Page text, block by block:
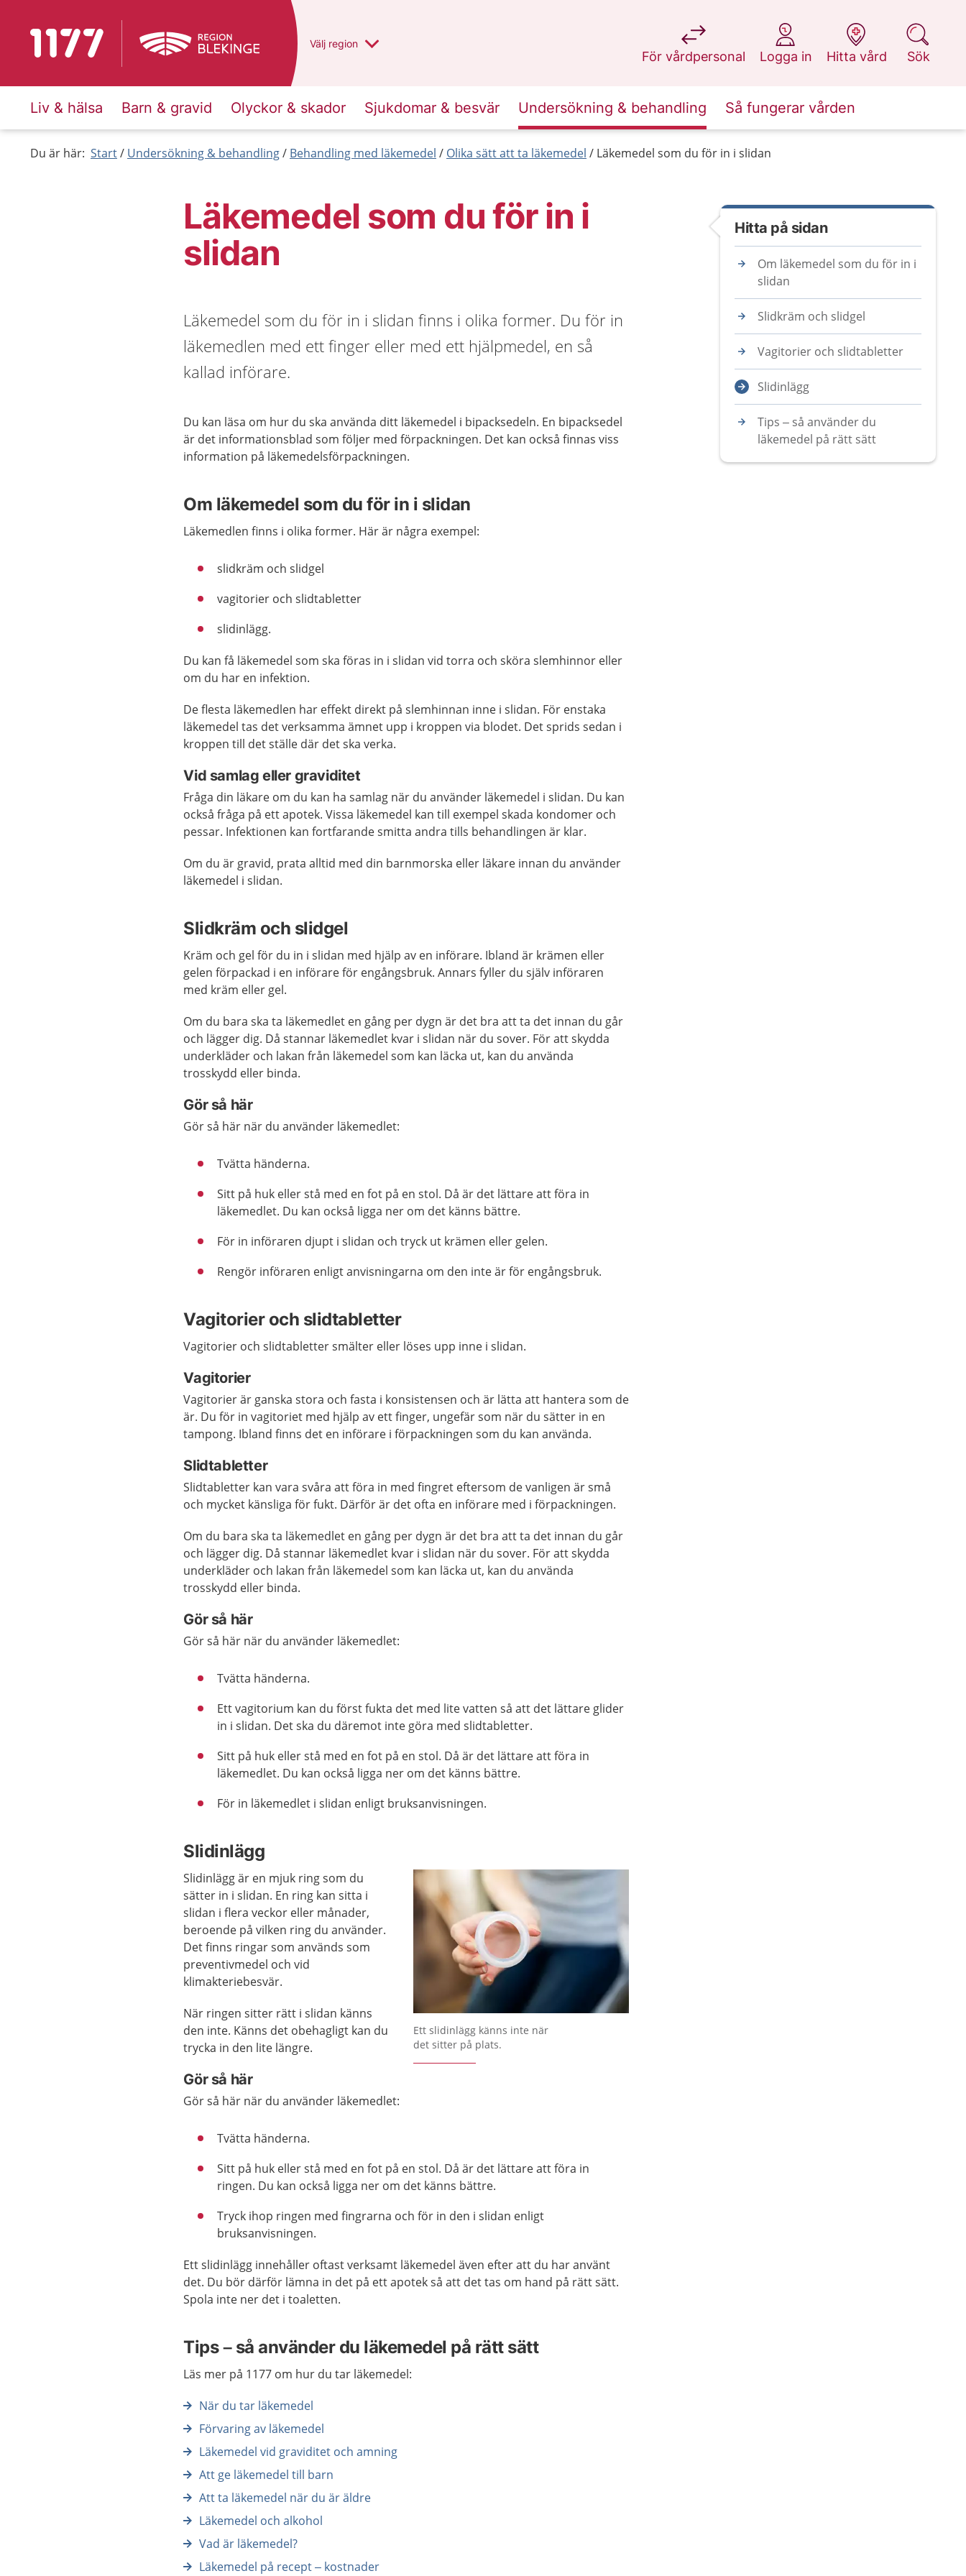
Till startsidan för 1177 Du har valt region
Välj en annan
region
För vårdpersonal
på 1177.se
Logga in
på 1177.se
Hitta vård
på 1177.se
Sök
på 1177.se
Liv & hälsa Barn & gravid Olyckor & skador Sjukdomar & besvär Undersökning & behandling Så fungerar vården
Du är här: Start Undersökning & behandling Behandling med läkemedel Olika sätt att ta läkemedel Läkemedel som du för in i slidan
Läkemedel som du för in i
slidan
Läkemedel som du för in i slidan finns i olika former. Du för in
läkemedlen med ett finger eller med ett hjälpmedel, en så
kallad införare.
Du kan läsa om hur du ska använda ditt läkemedel i bipacksedeln. En bipacksedel
är det informationsblad som följer med förpackningen. Det kan också finnas viss
information på läkemedelsförpackningen.
Om läkemedel som du för in i slidan
Läkemedlen finns i olika former. Här är några exempel:
slidkräm och slidgel
vagitorier och slidtabletter
slidinlägg.
Du kan få läkemedel som ska föras in i slidan vid torra och sköra slemhinnor eller
om du har en infektion.
De flesta läkemedlen har effekt direkt på slemhinnan inne i slidan. För enstaka
läkemedel tas det verksamma ämnet upp i kroppen via blodet. Det sprids sedan i
kroppen till det ställe där det ska verka.
Vid samlag eller graviditet
Fråga din läkare om du kan ha samlag när du använder läkemedel i slidan. Du kan
också fråga på ett apotek. Vissa läkemedel kan till exempel skada kondomer och
pessar. Infektionen kan fortfarande smitta andra tills behandlingen är klar.
Om du är gravid, prata alltid med din barnmorska eller läkare innan du använder
läkemedel i slidan.
Slidkräm och slidgel
Kräm och gel för du in i slidan med hjälp av en införare. Ibland är krämen eller
gelen förpackad i en införare för engångsbruk. Annars fyller du själv införaren
med kräm eller gel.
Om du bara ska ta läkemedlet en gång per dygn är det bra att ta det innan du går
och lägger dig. Då stannar läkemedlet kvar i slidan när du sover. För att skydda
underkläder och lakan från läkemedel som kan läcka ut, kan du använda
trosskydd eller binda.
Gör så här
Gör så här när du använder läkemedlet:
Tvätta händerna.
Sitt på huk eller stå med en fot på en stol. Då är det lättare att föra in
läkemedlet. Du kan också ligga ner om det känns bättre.
För in införaren djupt i slidan och tryck ut krämen eller gelen.
Rengör införaren enligt anvisningarna om den inte är för engångsbruk.
Vagitorier och slidtabletter
Vagitorier och slidtabletter smälter eller löses upp inne i slidan.
Vagitorier
Vagitorier är ganska stora och fasta i konsistensen och är lätta att hantera som de
är. Du för in vagitoriet med hjälp av ett finger, ungefär som när du sätter in en
tampong. Ibland finns det en införare i förpackningen som du kan använda.
Slidtabletter
Slidtabletter kan vara svåra att föra in med fingret eftersom de vanligen är små
och mycket känsliga för fukt. Därför är det ofta en införare med i förpackningen.
Om du bara ska ta läkemedlet en gång per dygn är det bra att ta det innan du går
och lägger dig. Då stannar läkemedlet kvar i slidan när du sover. För att skydda
underkläder och lakan från läkemedel som kan läcka ut, kan du använda
trosskydd eller binda.
Gör så här
Gör så här när du använder läkemedlet:
Tvätta händerna.
Ett vagitorium kan du först fukta det med lite vatten så att det lättare glider
in i slidan. Det ska du däremot inte göra med slidtabletter.
Sitt på huk eller stå med en fot på en stol. Då är det lättare att föra in
läkemedlet. Du kan också ligga ner om det känns bättre.
För in läkemedlet i slidan enligt bruksanvisningen.
Slidinlägg
Ett slidinlägg känns inte när
det sitter på plats.
Slidinlägg är en mjuk ring som du
sätter in i slidan. En ring kan sitta i
slidan i flera veckor eller månader,
beroende på vilken ring du använder.
Det finns ringar som används som
preventivmedel och vid
klimakteriebesvär.
När ringen sitter rätt i slidan känns
den inte. Känns det obehagligt kan du
trycka in den lite längre.
Gör så här
Gör så här när du använder läkemedlet:
Tvätta händerna.
Sitt på huk eller stå med en fot på en stol. Då är det lättare att föra in
ringen. Du kan också ligga ner om det känns bättre.
Tryck ihop ringen med fingrarna och för in den i slidan enligt
bruksanvisningen.
Ett slidinlägg innehåller oftast verksamt läkemedel även efter att du har använt
det. Du bör därför lämna in det på ett apotek så att det tas om hand på rätt sätt.
Spola inte ner det i toaletten.
Tips – så använder du läkemedel på rätt sätt
Läs mer på 1177 om hur du tar läkemedel:
När du tar läkemedel
Förvaring av läkemedel
Läkemedel vid graviditet och amning
Att ge läkemedel till barn
Att ta läkemedel när du är äldre
Läkemedel och alkohol
Vad är läkemedel?
Läkemedel på recept – kostnader
Hitta på sidan
Om läkemedel som du för in i
slidan
Slidkräm och slidgel
Vagitorier och slidtabletter
Slidinlägg
Tips – så använder du
läkemedel på rätt sätt